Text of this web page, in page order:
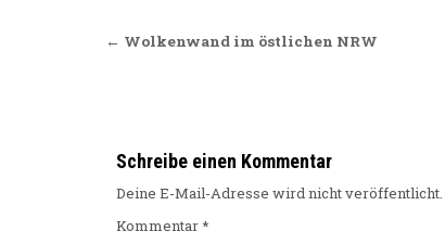
Beitragsnavigation
← Wolkenwand im östlichen NRW
Schreibe einen Kommentar
Deine E-Mail-Adresse wird nicht veröffentlicht.
Kommentar*